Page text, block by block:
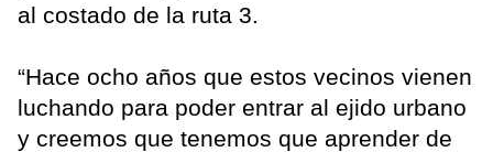
al costado de la ruta 3.
“Hace ocho años que estos vecinos vienen
luchando para poder entrar al ejido urbano
y creemos que tenemos que aprender de